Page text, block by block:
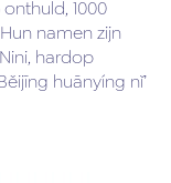
1000
namen zijn
hardop
huānyíng nǐ’